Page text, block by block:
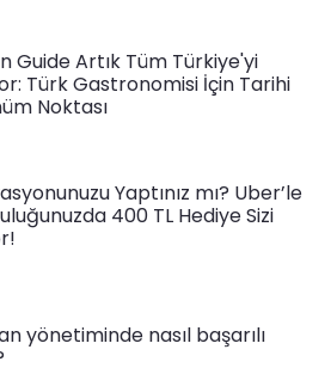
Guide Artık Tüm Türkiye'yi
Türk Gastronomisi İçin Tarihi
Noktası
Yaptınız mı? Uber’le
400 TL Hediye Sizi
yönetiminde nasıl başarılı